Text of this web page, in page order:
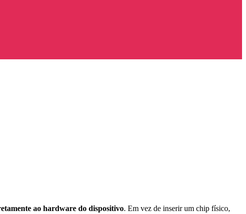
ao hardware do dispositivo. Em vez de inserir um chip físico,